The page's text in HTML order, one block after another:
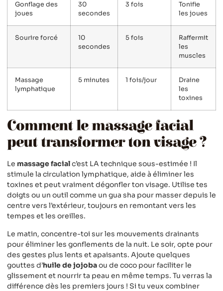
Gonflage des
joues
30
secondes
3 fois
Tonifie
les joues
Sourire forcé
10
secondes
5 fois
Raffermit
les
muscles
Massage
lymphatique
5 minutes 1 fois/jour
Draine
les
toxines
Comment le massage facial
peut transformer ton visage ?
Le massage facialc’est LA technique sous-estimée ! Il
stimule la circulation lymphatique, aide à éliminer les
toxines et peut vraiment dégonfler ton visage. Utilise tes
doigts ou un outil comme un gua sha pour masser depuis le
centre vers l’extérieur, toujours en remontant vers les
tempes et les oreilles.
Le matin, concentre-toi sur les mouvements drainants
pour éliminer les gonflements de la nuit. Le soir, opte pour
des gestes plus lents et apaisants. Ajoute quelques
gouttes d’huile de jojobaou de coco pour faciliter le
glissement et nourrir ta peau en même temps. Tu verras la
différence dès les premiers jours ! Si tu veux combiner